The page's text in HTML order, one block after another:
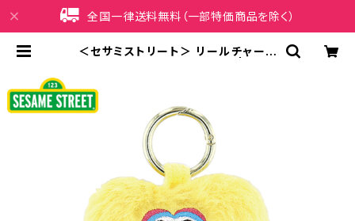
全国一律送料無料（一部特価商品を除く）
＜セサミストリート＞ リールチャーム